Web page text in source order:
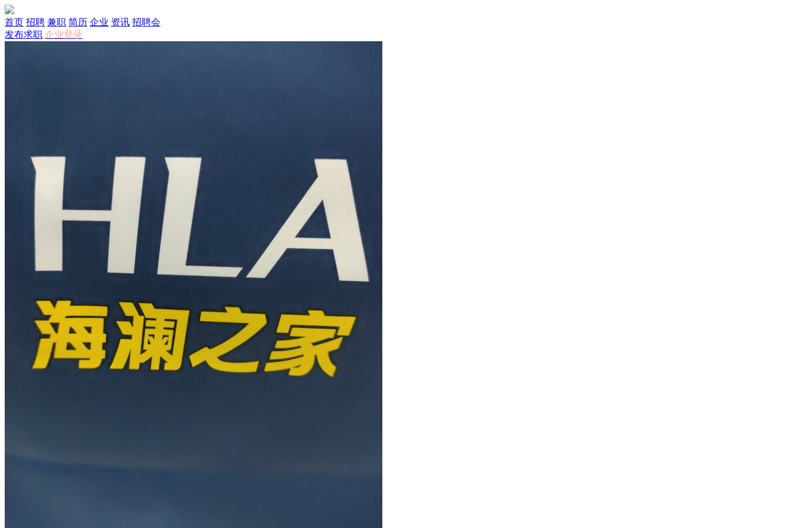
首页 招聘 兼职 简历 企业 资讯 招聘会
发布求职 企业登录